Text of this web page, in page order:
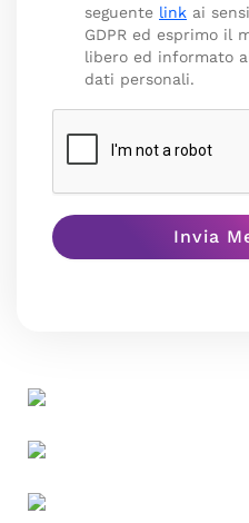
seguente link ai
GDPR ed esprimo il
libero ed informato
dati personali.